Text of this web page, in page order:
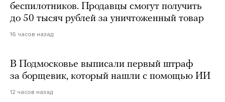
беспилотников. Продавцы смогут получить
до 50 тысяч рублей за уничтоженный товар
16 часов назад
В Подмосковье выписали первый штраф
за борщевик, который нашли с помощью ИИ
12 часов назад